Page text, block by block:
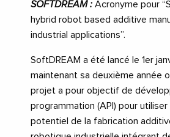
SOFTDREAM : Acronyme pour
hybrid robot based additive
industrial applications”.
SoftDREAM a été lancé le 1er
maintenant sa deuxième année
projet a pour objectif de
programmation (API) pour
potentiel de la fabrication